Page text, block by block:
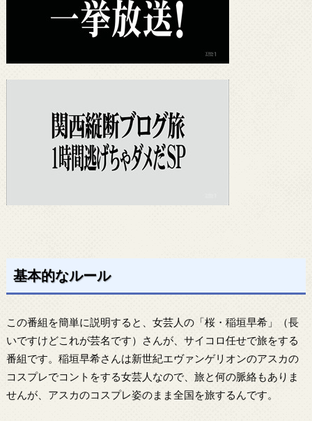
基本的なルール
この番組を簡単に説明すると、女芸人の「桜・稲垣早希」（長
いですけどこれが芸名です）さんが、サイコロ任せで旅をする
番組です。稲垣早希さんは新世紀エヴァンゲリオンのアスカの
コスプレでコントをする女芸人なので、旅と何の脈絡もありま
せんが、アスカのコスプレ姿のまま全国を旅するんです。